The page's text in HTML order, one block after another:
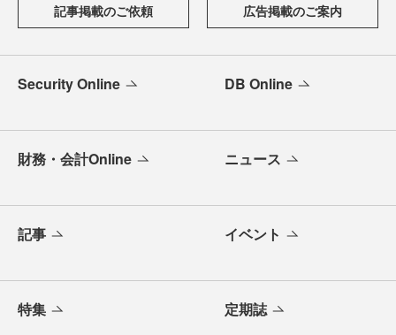
記事掲載のご依頼 広告掲載のご案内
Security Online DB Online
財務・会計Online ニュース
記事 イベント
特集 定期誌